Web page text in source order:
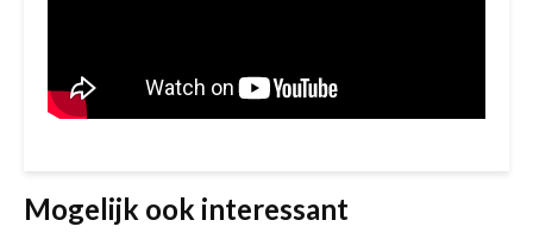
Mogelijk ook interessant